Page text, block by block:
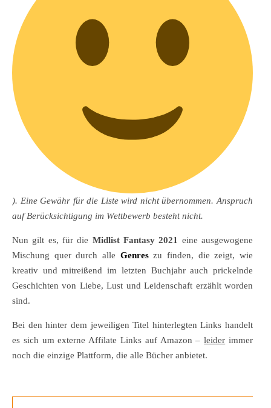
). Eine Gewähr für die Liste wird nicht übernommen. Anspruch
auf Berücksichtigung im Wettbewerb besteht nicht.
Nun gilt es, für die Midlist Fantasy 2021
eine ausgewogene
Mischung quer durch alle Genreszu finden, die zeigt, wie
kreativ und mitreißend im letzten Buchjahr auch prickelnde
Geschichten von Liebe, Lust und Leidenschaft erzählt worden
sind.
Bei den hinter dem jeweiligen Titel hinterlegten Links handelt
es sich um externe Affilate Links auf Amazon –leider immer
noch die einzige Plattform, die alle Bücher anbietet.